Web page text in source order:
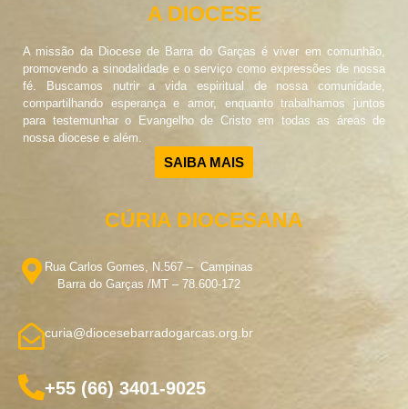
A DIOCESE
A missão da Diocese de Barra do Garças é viver em comunhão,
promovendo a sinodalidade e o serviço como expressões de nossa
fé. Buscamos nutrir a vida espiritual de nossa comunidade,
compartilhando esperança e amor, enquanto trabalhamos juntos
para testemunhar o Evangelho de Cristo em todas as áreas de
nossa diocese e além.
SAIBA MAIS
CÚRIA DIOCESANA
Rua Carlos Gomes, N.567 – Campinas
Barra do Garças /MT – 78.600-172
curia@diocesebarradogarcas.org.br
+55 (66) 3401-9025